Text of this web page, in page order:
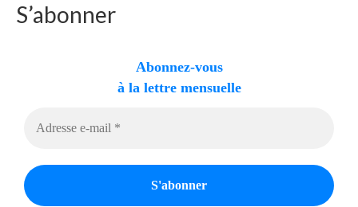
S’abonner
Abonnez-vous
à la lettre mensuelle